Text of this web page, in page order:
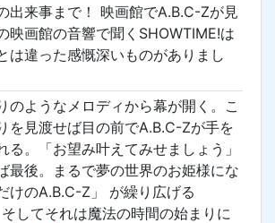
出来事まで！ 映画館でA.B.C-Zが見
映画館の音響で聞くSHOWTIME!は
は違った感慨深いものがありまし
のようなメロディから幕が開く。こ
を見渡せば目の前でA.B.C-Zが手を
る。「お望み叶えてみせましょう」
最後。まるで夢の世界のお姫様にな
けのA.B.C-Z」 が繰り広げる
してそれは魔法の時間の始まりに